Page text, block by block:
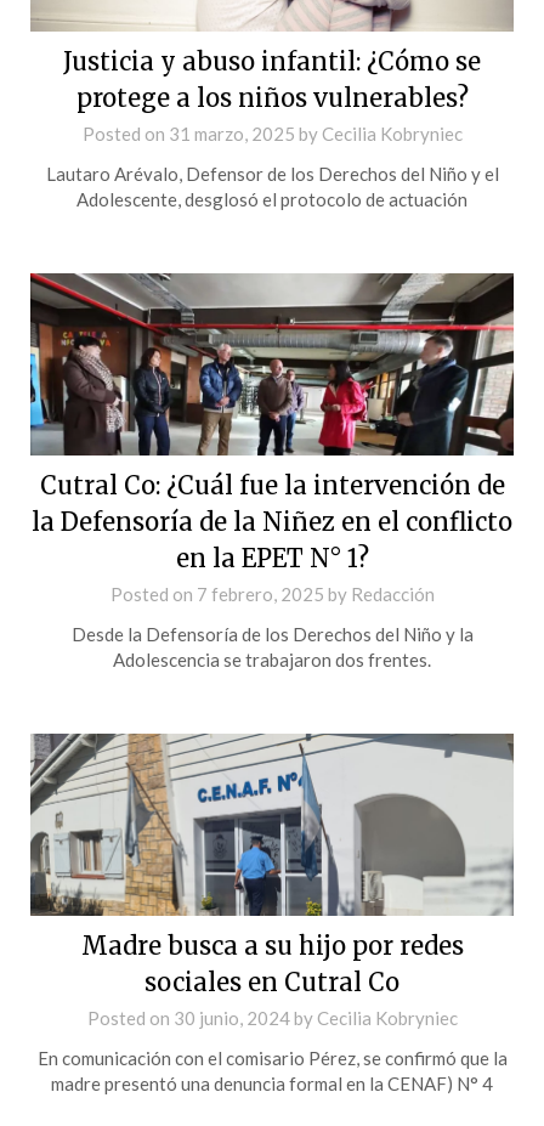
Justicia y abuso infantil: ¿Cómo se
protege a los niños vulnerables?
Posted on 31 marzo, 2025 by Cecilia Kobryniec
Lautaro Arévalo, Defensor de los Derechos del Niño y el
Adolescente, desglosó el protocolo de actuación
Cutral Co: ¿Cuál fue la intervención de
la Defensoría de la Niñez en el conflicto
en la EPET N° 1?
Posted on 7 febrero, 2025 by Redacción
Desde la Defensoría de los Derechos del Niño y la
Adolescencia se trabajaron dos frentes.
Madre busca a su hijo por redes
sociales en Cutral Co
Posted on 30 junio, 2024by Cecilia Kobryniec
En comunicación con el comisario Pérez, se confirmó que la
madre presentó una denuncia formal en la CENAF) N° 4